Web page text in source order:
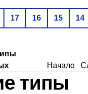
17 16 15 14
Начало
типы